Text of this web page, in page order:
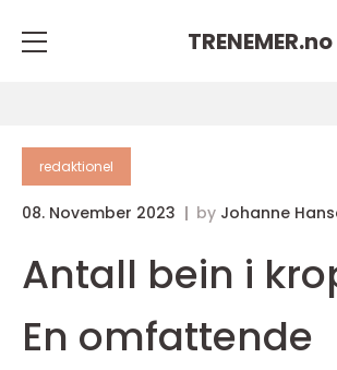
TRENEMER.no
redaktionel
08. November 2023 by Johanne
Antall bein i
En omfattende